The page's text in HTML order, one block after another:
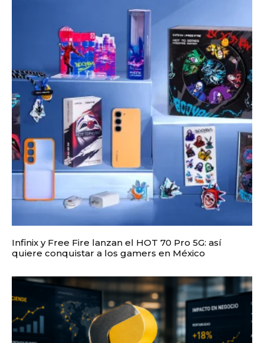
Infinix y Free Fire lanzan el HOT 70 Pro 5G: así
quiere conquistar a los gamers en México